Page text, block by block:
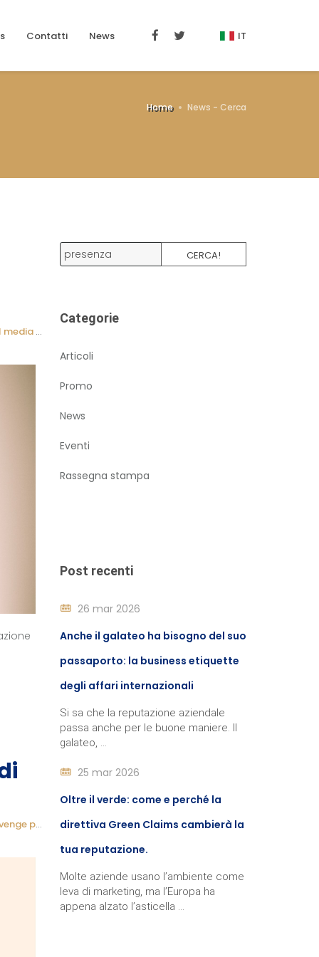
Contatti News IT
Home News - Cerca
management
porn bullismo|web education| |
CERCA!
Categorie
Articoli
Promo
News
Eventi
Rassegna stampa
Post recenti
26 mar 2026
Anche il galateo ha bisogno del suo
passaporto: la business etiquette
degli affari internazionali
Si sa che la reputazione aziendale
passa anche per le buone maniere. Il
galateo, ...
25 mar 2026
Oltre il verde: come e perché la
direttiva Green Claims cambierà la
tua reputazione.
Molte aziende usano l’ambiente come
leva di marketing, ma l’Europa ha
appena alzato l’asticella ...